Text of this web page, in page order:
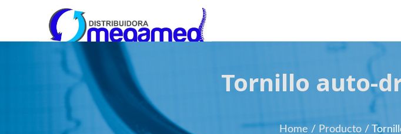
OmegaMed Sureste
OmegaMed Sureste
Tornillo auto-
Home / Producto/